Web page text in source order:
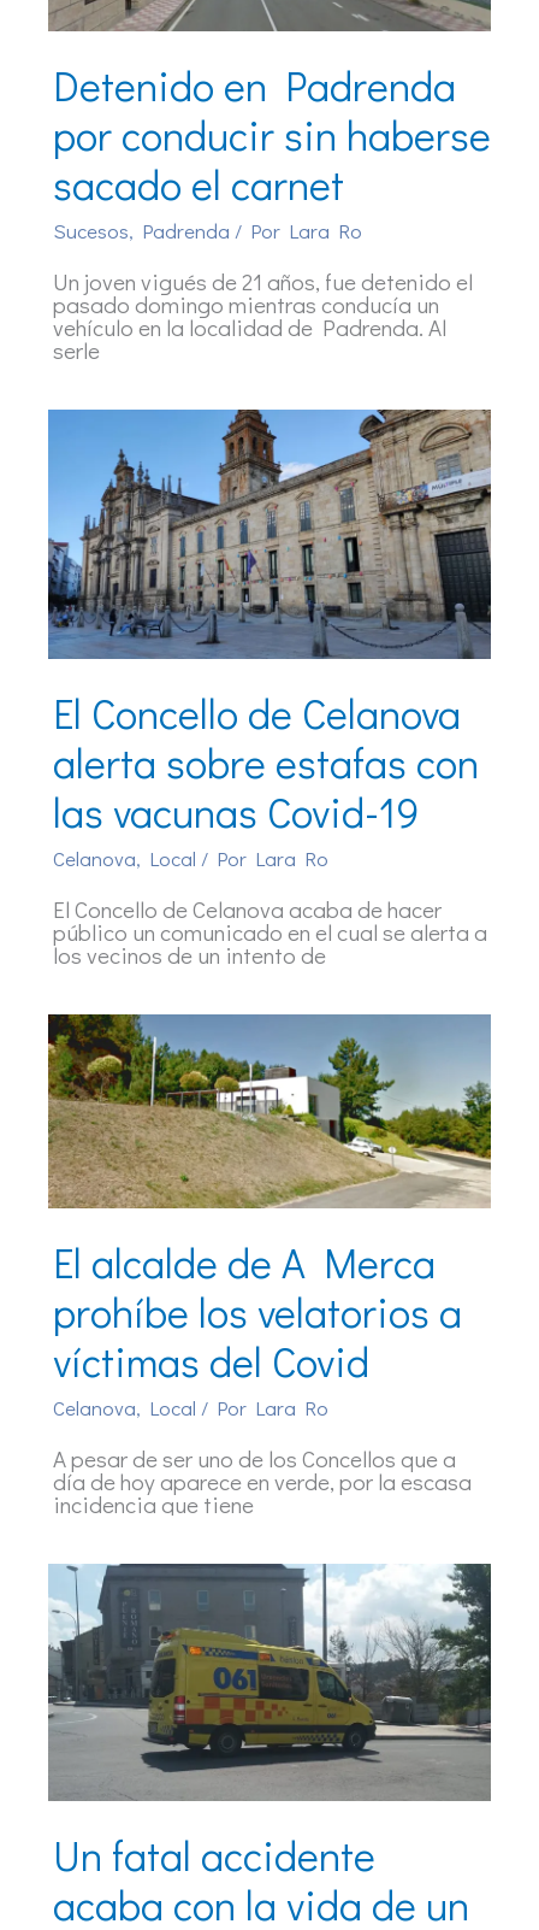
Detenido en Padrenda
por conducir sin haberse
sacado el carnet
Sucesos, Padrenda / Por Lara Ro
Un joven vigués de 21 años, fue detenido el
pasado domingo mientras conducía un
vehículo en la localidad de Padrenda. Al
serle
El Concello de Celanova
alerta sobre estafas con
las vacunas Covid-19
Celanova, Local / Por Lara Ro
El Concello de Celanova acaba de hacer
público un comunicado en el cual se alerta a
los vecinos de un intento de
El alcalde de A Merca
prohíbe los velatorios a
víctimas del Covid
Celanova, Local / Por Lara Ro
A pesar de ser uno de los Concellos que a
día de hoy aparece en verde, por la escasa
incidencia que tiene
Un fatal accidente
acaba con la vida de un